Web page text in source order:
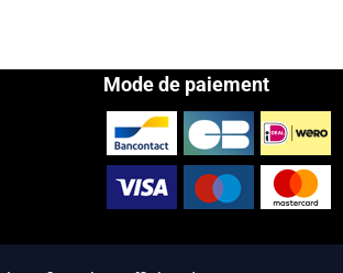
Mode de paiement